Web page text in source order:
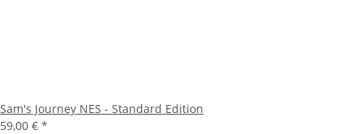
Sam's Journey NES - Standard Edition
59,00 € *